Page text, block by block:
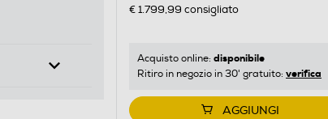
€ 1.799,99 consigliato
Acquisto online: disponibile
Ritiro in negozio in 30' gratuito: verifica
AGGIUNGI